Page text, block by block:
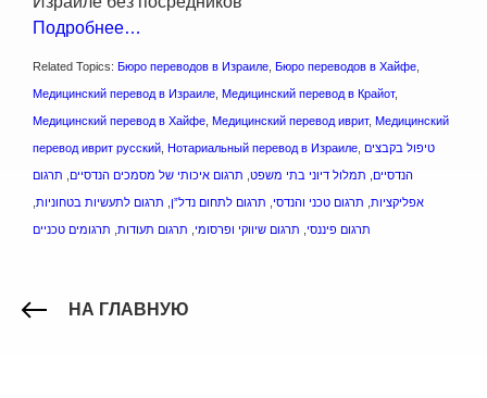
Подробнее…
Related Topics: Бюро переводов в Израиле Бюро переводов в Хайфе
Медицинский перевод в Израиле Медицинский перевод в Крайот,
Медицинский перевод в Хайфе Медицинский перевод иврит, Медицинский
перевод иврит русский Нотариальный перевод в Израиле טיפול בקבצים
הנדסיים תמלול דיוני בתי משפט תרגום איכותי של מסמכים הנדסיים תרגום
אפליקציות תרגום טכני והנדסי תרגום לתחום נדל”ן תרגום לתעשיות בטחוניות
תרגום פיננסי תרגום שיווקי ופרסומי תרגום תעודות תרגומים טכניים
НА ГЛАВНУЮ